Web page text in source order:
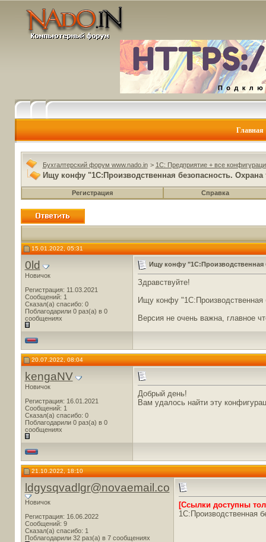
Главная
Бухгалтерский форум www.nado.in > 1C: Предприятие + все
Ищу конфу "1С:Производственная безопасность. Охрана
Регистрация Справка
15.01.2022, 05:31
0ld
Новичок
Регистрация: 11.03.2021
Сообщений: 1
Сказал(а) спасибо: 0
Поблагодарили 0 раз(а) в 0
сообщениях
Ищу конфу "1С:Производственная
Здравствуйте!
Ищу конфу "1С:Производственная
Версия не очень важна, главное
20.07.2022, 08:04
kengaNV
Новичок
Регистрация: 16.01.2021
Сообщений: 1
Сказал(а) спасибо: 0
Поблагодарили 0 раз(а) в 0
сообщениях
Добрый день!
Вам удалось найти эту
21.10.2022, 18:10
ldgysqvadlgr@novaemail.co
Новичок
Регистрация: 16.06.2022
Сообщений: 9
Сказал(а) спасибо: 1
Поблагодарили 32 раз(а) в 7 сообщениях
[Ссылки доступны
1С:Производственная